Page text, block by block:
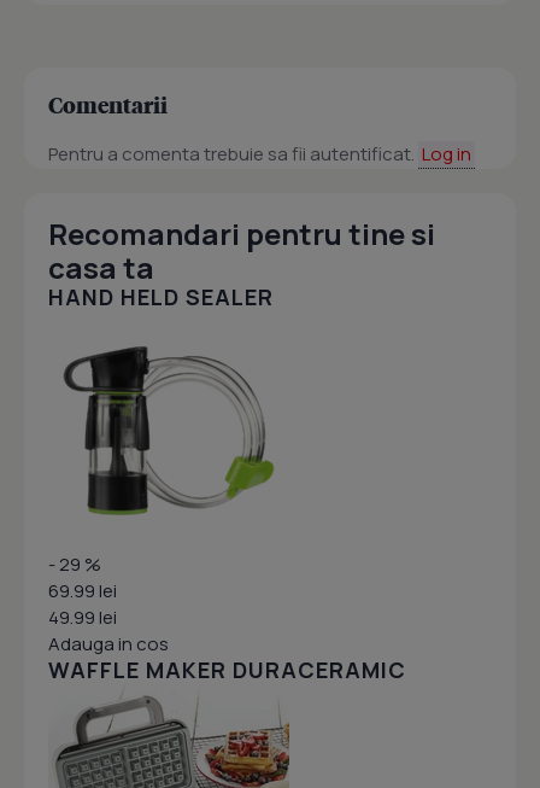
Comentarii
Pentru a comenta trebuie sa fii autentificat. Log in
Recomandari pentru tine si
casa ta
HAND HELD SEALER
- 29 %
69.99 lei
49.99 lei
Adauga in cos
WAFFLE MAKER DURACERAMIC